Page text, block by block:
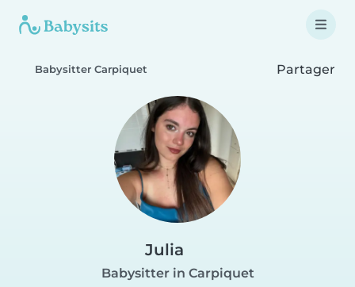
Babysitter Carpiquet Partager
Julia
Babysitter in Carpiquet